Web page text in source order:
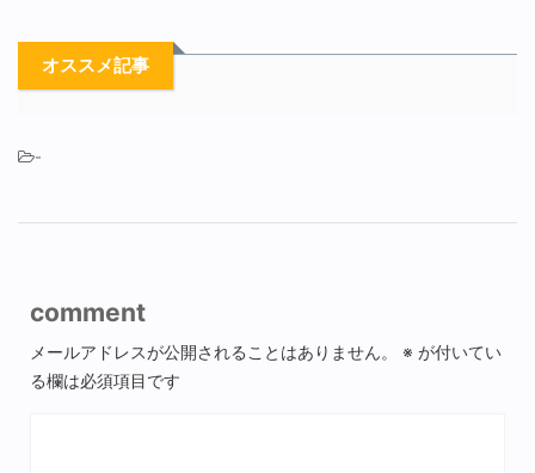
オススメ記事
-
comment
メールアドレスが公開されることはありません。 ※ が付いてい
る欄は必須項目です